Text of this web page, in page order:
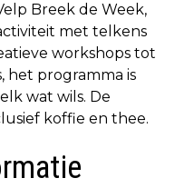
Breek de Week,
met telkens
workshops tot
het programma is
wat wils. De
koffie en thee.